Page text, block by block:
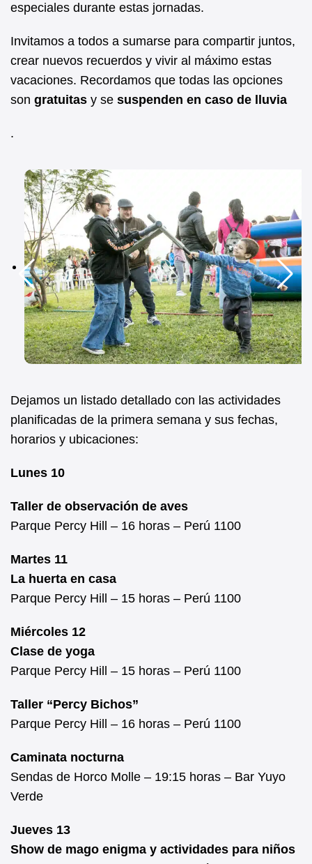
especiales durante estas jornadas.
Invitamos a todos a sumarse para compartir juntos,
crear nuevos recuerdos y vivir al máximo estas
vacaciones. Recordamos que todas las opciones
son gratuitas y se suspenden en caso de lluvia
.
Dejamos un listado detallado con las actividades
planificadas de la primera semana y sus fechas,
horarios y ubicaciones:
Lunes 10
Taller de observación de aves
Parque Percy Hill – 16 horas – Perú 1100
Martes 11
La huerta en casa
Parque Percy Hill – 15 horas – Perú 1100
Miércoles 12
Clase de yoga
Parque Percy Hill – 15 horas – Perú 1100
Taller “Percy Bichos”
Parque Percy Hill – 16 horas – Perú 1100
Caminata nocturna
Sendas de Horco Molle – 19:15 horas – Bar Yuyo
Verde
Jueves 13
Show de mago enigma y actividades para niños